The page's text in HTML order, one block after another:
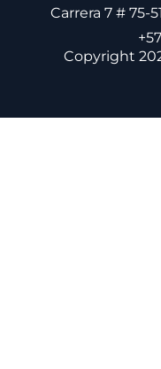
Carrera 7 # 75-
Copyright